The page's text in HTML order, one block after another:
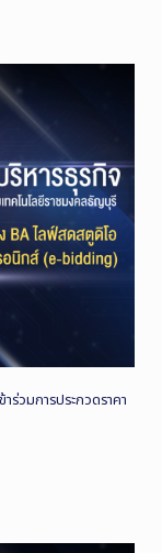
ร่วมการประกวดราคา